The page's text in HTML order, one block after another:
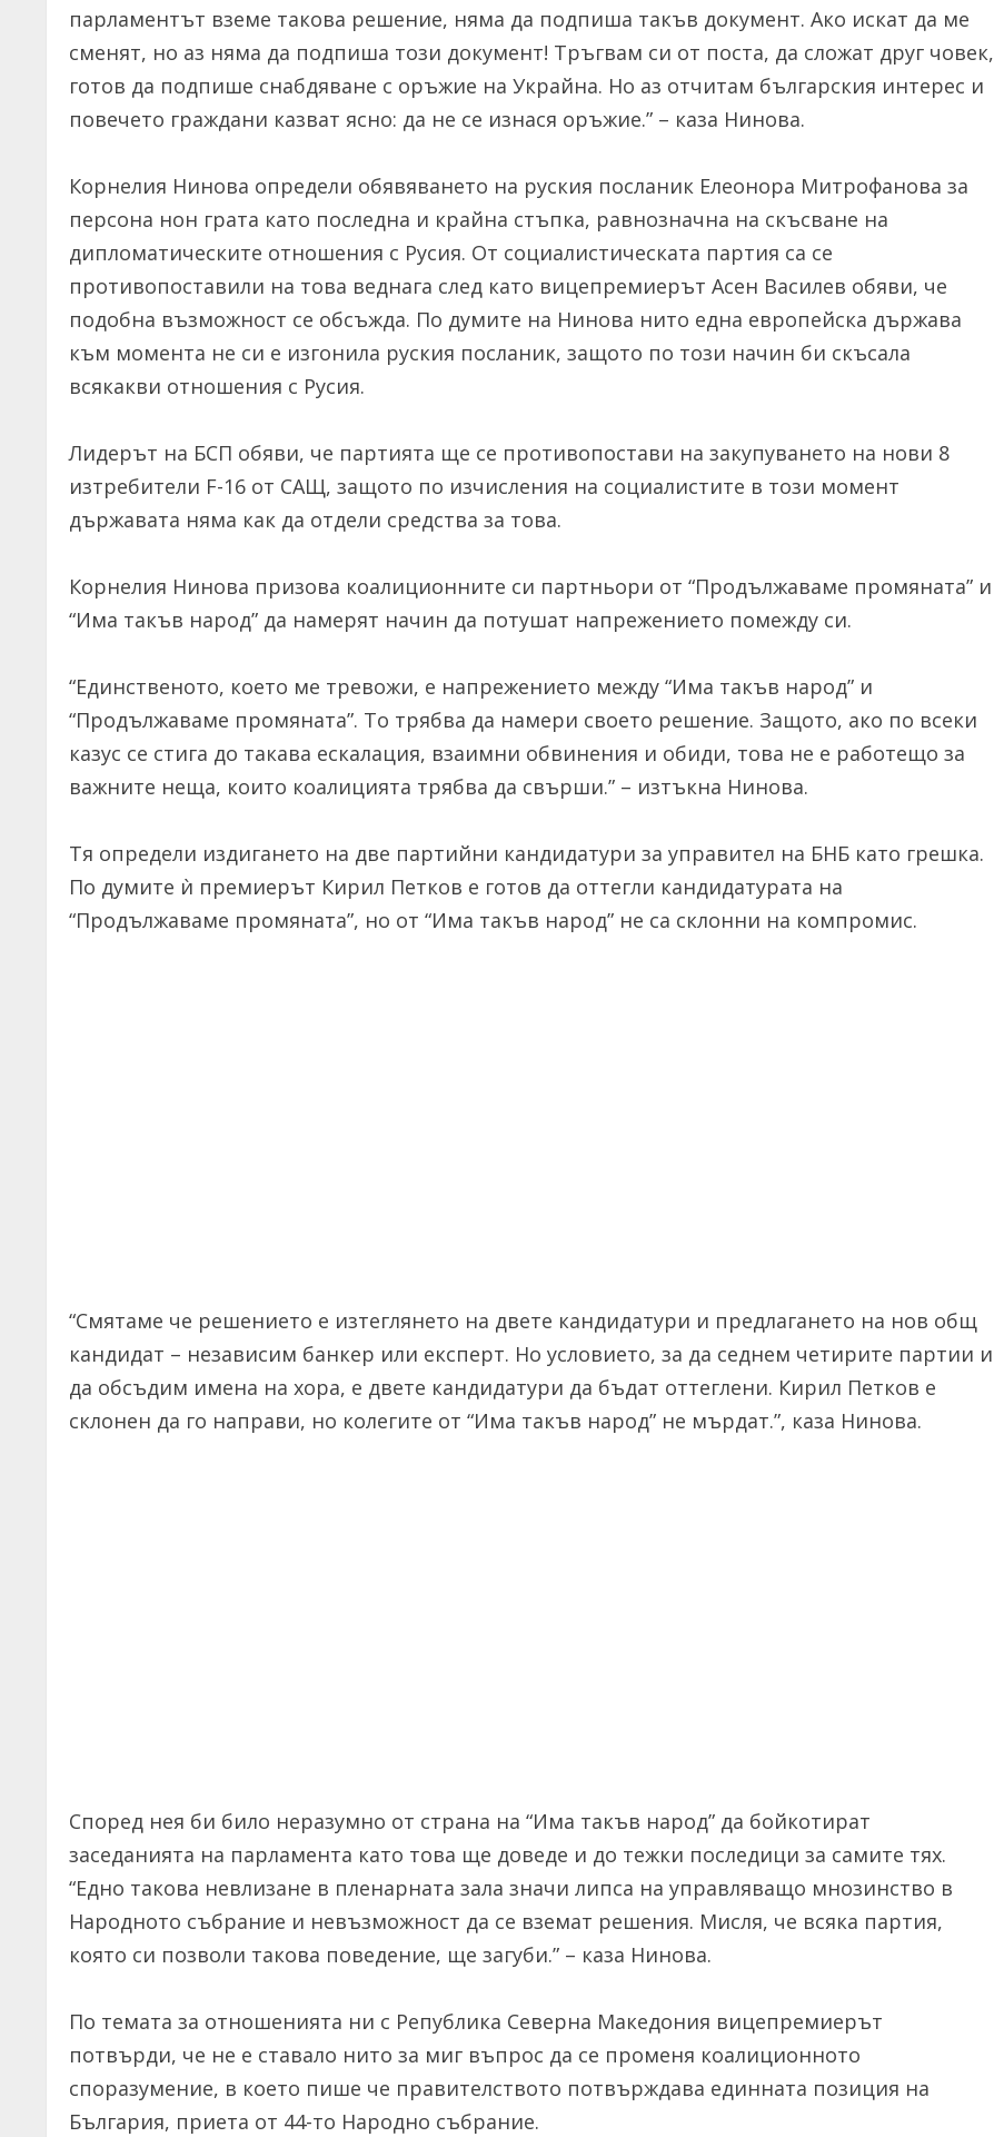
парламентът вземе такова решение, няма да подпиша такъв документ. Ако искат да ме
сменят, но аз няма да подпиша този документ! Тръгвам си от поста, да сложат друг човек,
готов да подпише снабдяване с оръжие на Украйна. Но аз отчитам българския интерес и
повечето граждани казват ясно: да не се изнася оръжие.” – каза Нинова.
Корнелия Нинова определи обявяването на руския посланик Елеонора Митрофанова за
персона нон грата като последна и крайна стъпка, равнозначна на скъсване на
дипломатическите отношения с Русия. От социалистическата партия са се
противопоставили на това веднага след като вицепремиерът Асен Василев обяви, че
подобна възможност се обсъжда. По думите на Нинова нито една европейска държава
към момента не си е изгонила руския посланик, защото по този начин би скъсала
всякакви отношения с Русия.
Лидерът на БСП обяви, че партията ще се противопостави на закупуването на нови 8
изтребители F-16 от САЩ, защото по изчисления на социалистите в този момент
държавата няма как да отдели средства за това.
Корнелия Нинова призова коалиционните си партньори от “Продължаваме промяната” и
“Има такъв народ” да намерят начин да потушат напрежението помежду си.
“Единственото, което ме тревожи, е напрежението между “Има такъв народ” и
“Продължаваме промяната”. То трябва да намери своето решение. Защото, ако по всеки
казус се стига до такава ескалация, взаимни обвинения и обиди, това не е работещо за
важните неща, които коалицията трябва да свърши.” – изтъкна Нинова.
Тя определи издигането на две партийни кандидатури за управител на БНБ като грешка.
По думите ѝ премиерът Кирил Петков е готов да оттегли кандидатурата на
“Продължаваме промяната”, но от “Има такъв народ” не са склонни на компромис.
“Смятаме че решението е изтеглянето на двете кандидатури и предлагането на нов общ
кандидат – независим банкер или експерт. Но условието, за да седнем четирите партии и
да обсъдим имена на хора, е двете кандидатури да бъдат оттеглени. Кирил Петков е
склонен да го направи, но колегите от “Има такъв народ” не мърдат.”, каза Нинова.
Според нея би било неразумно от страна на “Има такъв народ” да бойкотират
заседанията на парламента като това ще доведе и до тежки последици за самите тях.
“Едно такова невлизане в пленарната зала значи липса на управляващо мнозинство в
Народното събрание и невъзможност да се вземат решения. Мисля, че всяка партия,
която си позволи такова поведение, ще загуби.” – каза Нинова.
По темата за отношенията ни с Република Северна Македония вицепремиерът
потвърди, че не е ставало нито за миг въпрос да се променя коалиционното
споразумение, в което пише че правителството потвърждава единната позиция на
България, приета от 44-то Народно събрание.